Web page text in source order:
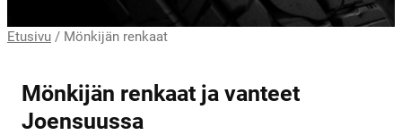
Etusivu / Mönkijän renkaat
Mönkijän renkaat ja vanteet
Joensuussa